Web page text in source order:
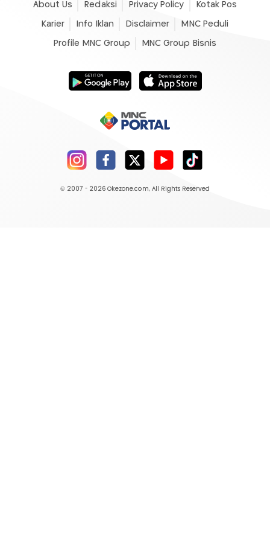
About Us Redaksi Privacy Policy Kotak Pos
Karier Info Iklan Disclaimer MNC Peduli
Profile MNC Group MNC Group Bisnis
© 2007 - 2026 Okezone.com, All Rights Reserved